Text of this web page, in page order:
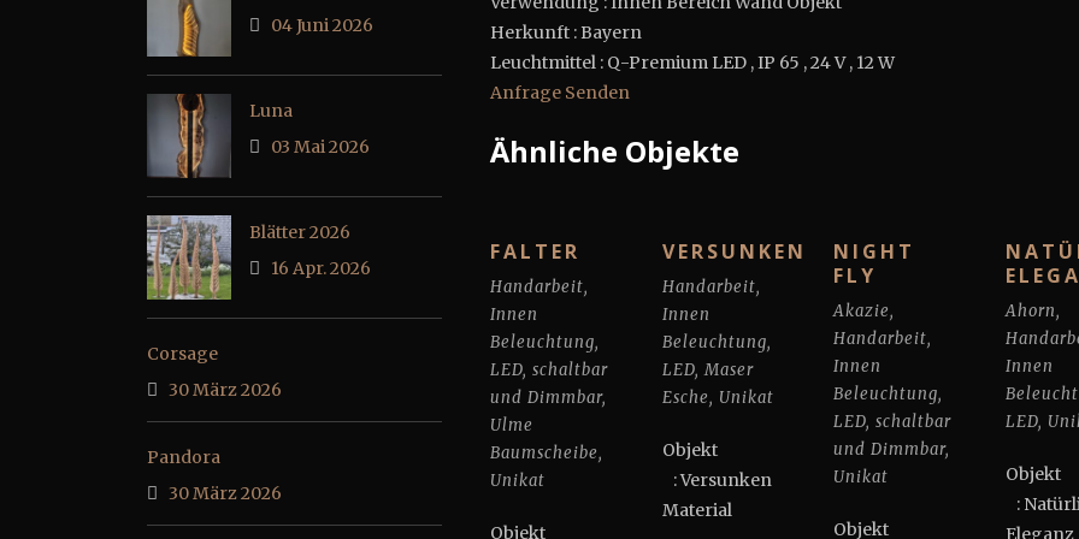
Herkunft : Bayern
Leuchtmittel : Q-Premium LED , IP 65 , 24 V , 12 W
Anfrage Senden
Ähnliche Objekte
FALTER
Handarbeit,
Innen
Beleuchtung,
LED, schaltbar
und Dimmbar,
Ulme
Baumscheibe,
Unikat
Objekt
VERSUNKEN
Handarbeit,
Innen
Beleuchtung,
LED, Maser
Esche, Unikat
Objekt
: Versunken
Material
NIGHT
FLY
Akazie,
Handarbeit,
Innen
Beleuchtung,
LED, schaltbar
und Dimmbar,
Unikat
Objekt
Ahorn,
Innen
LED,
:
Eleganz
04 Juni 2026
Luna
03 Mai 2026
Blätter 2026
16 Apr. 2026
Corsage
30 März 2026
Pandora
30 März 2026